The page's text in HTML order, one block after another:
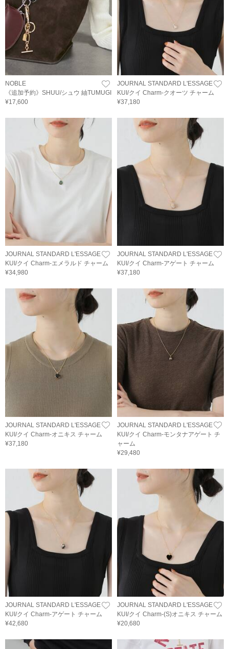
NOBLE
《追加予約》SHUU/シュウ 紬TUMUGI
¥17,600
JOURNAL STANDARD L'ESSAGE
KUI/クイ Charm-クオーツ チャーム
¥37,180
JOURNAL STANDARD L'ESSAGE
KUI/クイ Charm-エメラルド チャーム
¥34,980
JOURNAL STANDARD L'ESSAGE
KUI/クイ Charm-アゲート チャーム
¥37,180
JOURNAL STANDARD L'ESSAGE
KUI/クイ Charm-オニキス チャーム
¥37,180
JOURNAL STANDARD L'ESSAGE
KUI/クイ Charm-モンタナアゲート チ
ャーム
¥29,480
JOURNAL STANDARD L'ESSAGE
KUI/クイ Charm-アゲート チャーム
¥42,680
JOURNAL STANDARD L'ESSAGE
KUI/クイ Charm-(S)オニキス チャーム
¥20,680